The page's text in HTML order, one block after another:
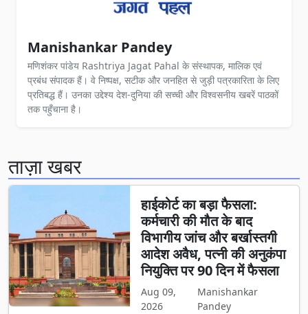
Manishankar Pandey
मणिशंकर पांडेय Rashtriya Jagat Pahal के संस्थापक, मालिक एवं
प्रबंध संपादक हैं। वे निष्पक्ष, सटीक और जनहित से जुड़ी पत्रकारिता के लिए
प्रतिबद्ध हैं। उनका उद्देश्य देश-दुनिया की सच्ची और विश्वसनीय खबरें पाठकों
तक पहुँचाना है।
ताज़ा खबर
हाईकोर्ट का बड़ा फैसला:
कर्मचारी की मौत के बाद
विभागीय जांच और बर्खास्तगी
आदेश अवैध, पत्नी की अनुकंपा
नियुक्ति पर 90 दिन में फैसला
Aug 09,
2026
Manishankar
Pandey